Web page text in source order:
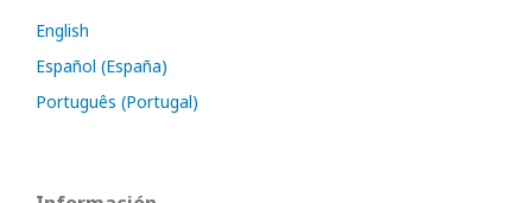
English
Español (España)
Português (Portugal)